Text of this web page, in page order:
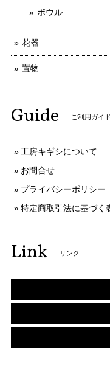
ボウル
花器
置物
Guide ご利用ガイド
工房キギシについて
お問合せ
プライバシーポリシー
特定商取引法に基づく
Link リンク